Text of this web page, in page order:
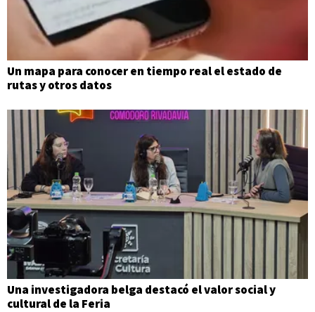
Un mapa para conocer en tiempo real el estado de
rutas y otros datos
Una investigadora belga destacó el valor social y
cultural de la Feria